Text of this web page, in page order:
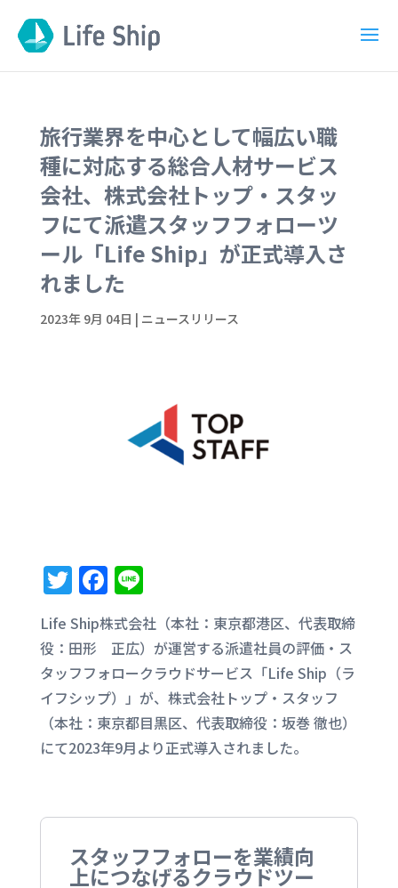
旅行業界を中心として幅広い職
種に対応する総合人材サービス
会社、株式会社トップ・スタッ
フにて派遣スタッフフォローツ
ール「Life Ship」が正式導入さ
れました
2023年 9月 04日 | ニュースリリース
T
w
it
te
r
F
a
c
e
b
o
o
Li
n
e
Life Ship株式会社（本社：東京都港区、代表取締
役：田形 正広）が運営する派遣社員の評価・ス
タッフフォロークラウドサービス「Life Ship（ラ
イフシップ）」が、株式会社トップ・スタッフ
（本社：東京都目黒区、代表取締役：坂巻 徹也）
にて2023年9月より正式導入されました。
スタッフフォローを業績向
上につなげるクラウドツー